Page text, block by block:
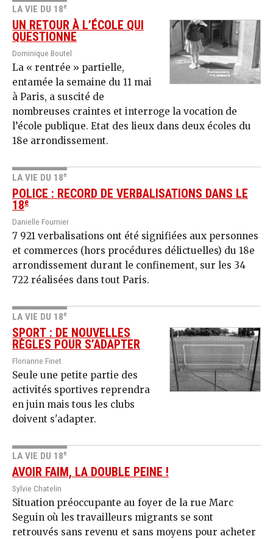
LA VIE DU 18e
UN RETOUR À L’ÉCOLE QUI
QUESTIONNE
Dominique Boutel
La « rentrée » partielle,
entamée la semaine du 11 mai
à Paris, a suscité de
nombreuses craintes et interroge la vocation de
l’école publique. Etat des lieux dans deux écoles du
18e arrondissement.
LA VIE DU 18e
POLICE : RECORD DE VERBALISATIONS DANS LE
18e
Danielle Fournier
7 921 verbalisations ont été signifiées aux personnes
et commerces (hors procédures délictuelles) du 18e
arrondissement durant le confinement, sur les 34
722 réalisées dans tout Paris.
LA VIE DU 18e
SPORT : DE NOUVELLES
RÈGLES POUR S’ADAPTER
Florianne Finet
Seule une petite partie des
activités sportives reprendra
en juin mais tous les clubs
doivent s'adapter.
LA VIE DU 18e
AVOIR FAIM, LA DOUBLE PEINE !
Sylvie Chatelin
Situation préoccupante au foyer de la rue Marc
Seguin où les travailleurs migrants se sont
retrouvés sans revenu et sans moyens pour acheter